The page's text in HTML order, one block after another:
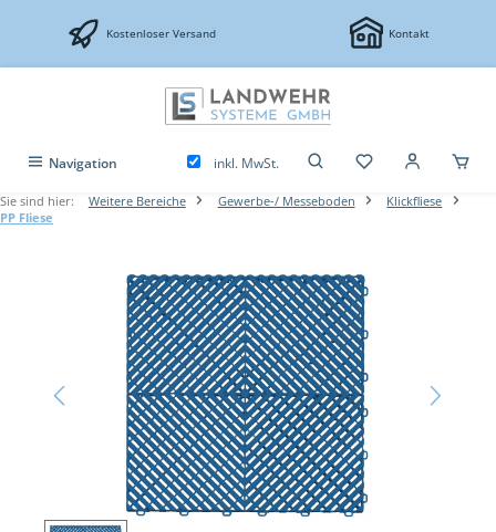
Zum Hauptinhalt springen
Kostenloser Versand Kontakt
Navigation inkl. MwSt.
Sie sind hier: Weitere Bereiche Gewerbe-/ Messeboden
Klickfliese
PP Fliese
Bildergalerie überspringen